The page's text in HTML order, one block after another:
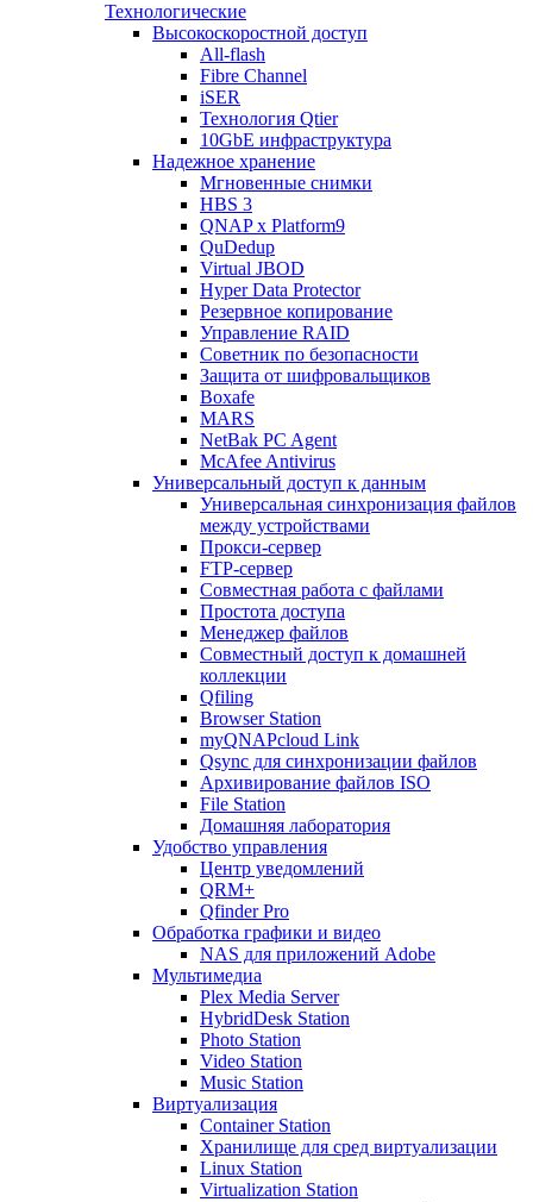
Технологические
Высокоскоростной доступ
All-flash
Fibre Channel
iSER
Технология Qtier
10GbE инфраструктура
Надежное хранение
Мгновенные снимки
HBS 3
QNAP x Platform9
QuDedup
Virtual JBOD
Hyper Data Protector
Резервное копирование
Управление RAID
Советник по безопасности
Защита от шифровальщиков
Boxafe
MARS
NetBak PC Agent
McAfee Antivirus
Универсальный доступ к данным
Универсальная синхронизация файлов
между устройствами
Прокси-сервер
FTP-сервер
Совместная работа с файлами
Простота доступа
Менеджер файлов
Совместный доступ к домашней
коллекции
Qfiling
Browser Station
myQNAPcloud Link
Qsync для синхронизации файлов
Архивирование файлов ISO
File Station
Домашняя лаборатория
Удобство управления
Центр уведомлений
QRM+
Qfinder Pro
Обработка графики и видео
NAS для приложений Adobe
Мультимедиа
Plex Media Server
HybridDesk Station
Photo Station
Video Station
Music Station
Виртуализация
Container Station
Хранилище для сред виртуализации
Linux Station
Virtualization Station